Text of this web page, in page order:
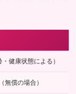
健康状態による）
無償の場合）